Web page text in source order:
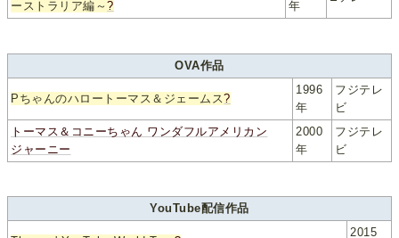
ーストラリア編～?
年
OVA作品
Pちゃんのハロートーマス＆ジェームス?
1996
年
フジテレ
ビ
トーマス＆コニーちゃん ワンダフルアメリカン
ジャーニー
2000
年
フジテレ
ビ
YouTube配信作品
2015